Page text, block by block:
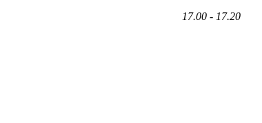
17.00 - 17.20